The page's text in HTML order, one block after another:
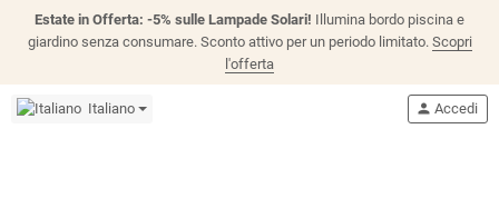
Estate in Offerta: -5% sulle Lampade Solari! Illumina bordo piscina e
giardino senza consumare. Sconto attivo per un periodo limitato. Scopri
l'offerta
Italiano person Accedi